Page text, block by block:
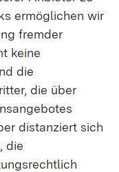
ermöglichen wir
fremder
keine
die
die über
distanziert sich
die